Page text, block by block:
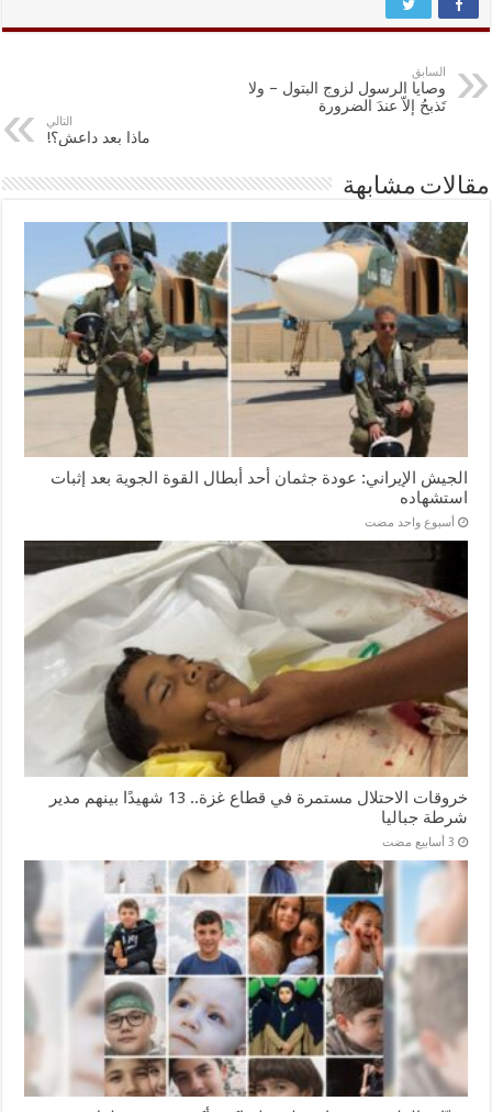
السابق
وصايا الرسول لزوج البتول – ولا
تَذبحُ إلاّ عندَ الضرورة
التالي
ماذا بعد داعش؟!
مقالات مشابهة
الجيش الإيراني: عودة جثمان أحد أبطال القوة الجوية بعد إثبات
استشهاده
‏أسبوع واحد مضت
خروقات الاحتلال مستمرة في قطاع غزة.. 13 شهيدًا بينهم مدير
شرطة جباليا